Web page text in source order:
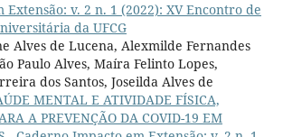
Extensão: v. 2 n. 1 (2022): XV Encontro de
da UFCG
Alves de Lucena, Alexmilde Fernandes
Paulo Alves, Maíra Felinto Lopes,
dos Santos, Joseilda Alves de
MENTAL E ATIVIDADE FÍSICA,
A PREVENÇÃO DA COVID-19 EM